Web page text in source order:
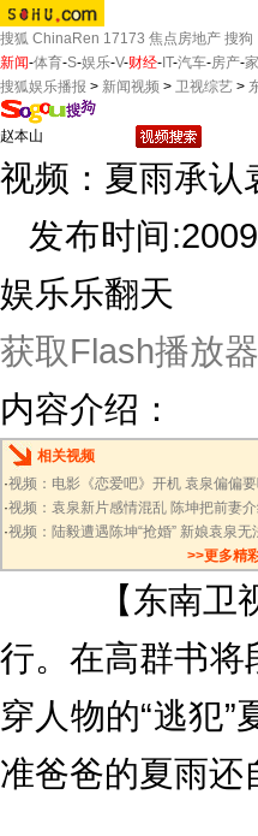
搜狐 ChinaRen 17173 焦点房地产 搜狗
新闻-体育-S-娱乐-V-财经- IT-汽车-房产-
搜狐娱乐播报 > 新闻视频 > 卫视综艺 >
视频：夏雨承认
发布时间
娱乐乐翻天
获取Flash播放器
内容介绍：
相关视频
·视频：电影《恋爱吧》开机 袁泉偏偏
·视频：袁泉新片感情混乱 陈坤把前妻
·视频：陆毅遭遇陈坤“抢婚” 新娘袁泉无
>>更多精
【东南卫
行。在高群书将
穿人物的“逃犯
准爸爸的夏雨还